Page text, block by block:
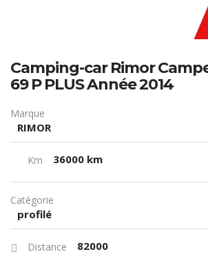
Camping-car Rimor
69 P PLUS Année 2014
Marque
RIMOR
Km 36000 km
Catégorie
profilé
Distance 82000